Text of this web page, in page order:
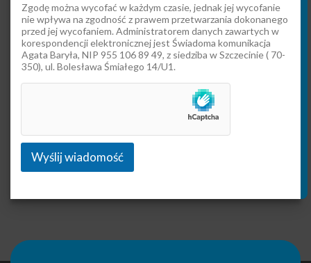
k
o
W
i
a
d
o
ć
Zgodę można wycofać w każdym czasie, jednak jej wycofanie
nie wpływa na zgodność z prawem przetwarzania dokonanego
przed jej wycofaniem. Administratorem danych zawartych w
korespondencji elektronicznej jest Świadoma komunikacja
Agata Baryła, NIP 955 106 89 49, z siedziba w Szczecinie ( 70-
350), ul. Bolesława Śmiałego 14/U1.
Wyślij wiadomość